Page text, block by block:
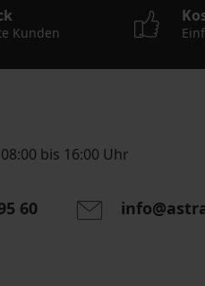
Kunden
bis 16:00 Uhr
60